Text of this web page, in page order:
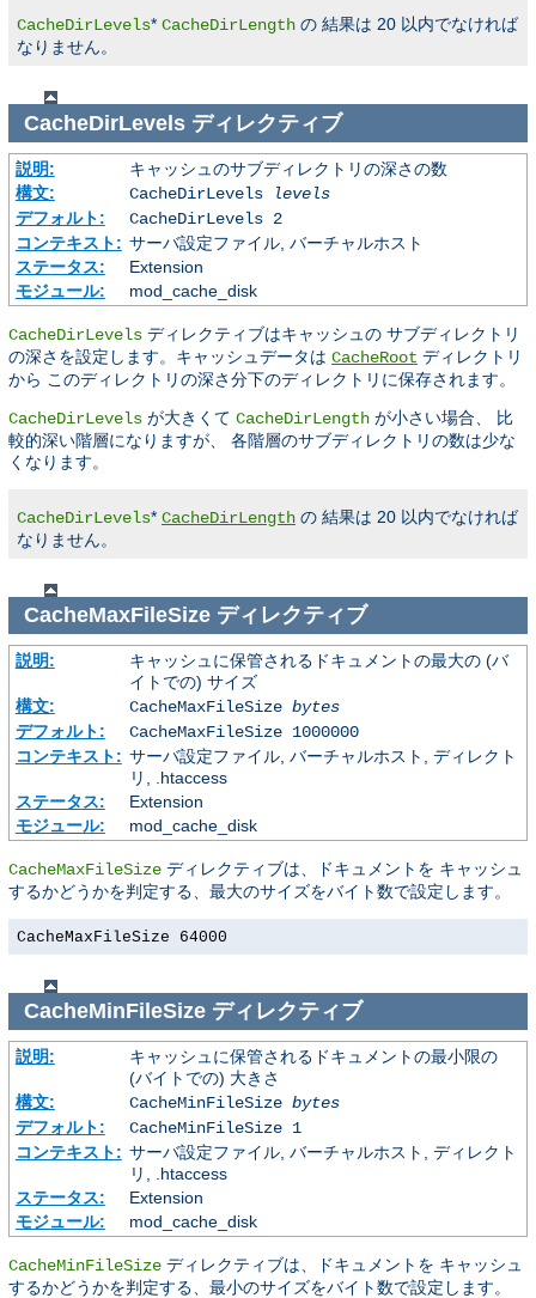
CacheDirLevels* CacheDirLength の 結果は 20 以内でなければ
なりません。
CacheDirLevelsディレクティブ
説明:
キャッシュのサブディレクトリの深さの数
構文:
CacheDirLevels
levels
デフォルト:
CacheDirLevels 2
コンテキスト: サーバ設定ファイル, バーチャルホスト
ステータス:
Extension
モジュール:
mod_cache_disk
CacheDirLevels ディレクティブはキャッシュの サブディレクトリ
の深さを設定します。キャッシュデータは CacheRoot ディレクトリ
から このディレクトリの深さ分下のディレクトリに保存されます。
CacheDirLevels が大きくて CacheDirLength が小さい場合、 比
較的深い階層になりますが、 各階層のサブディレクトリの数は少な
くなります。
CacheDirLevels* CacheDirLength の 結果は 20 以内でなければ
なりません。
CacheMaxFileSizeディレクティブ
説明:
キャッシュに保管されるドキュメントの最大の (バ
イトでの) サイズ
構文:
CacheMaxFileSize bytes
デフォルト:
CacheMaxFileSize 1000000
コンテキスト: サーバ設定ファイル, バーチャルホスト, ディレクト
リ, .htaccess
ステータス:
Extension
モジュール:
mod_cache_disk
CacheMaxFileSize ディレクティブは、ドキュメントを キャッシュ
するかどうかを判定する、最大のサイズをバイト数で設定します。
CacheMaxFileSize 64000
CacheMinFileSizeディレクティブ
説明:
キャッシュに保管されるドキュメントの最小限の
(バイトでの) 大きさ
構文:
CacheMinFileSize bytes
デフォルト:
CacheMinFileSize 1
コンテキスト: サーバ設定ファイル, バーチャルホスト, ディレクト
リ, .htaccess
ステータス:
Extension
モジュール:
mod_cache_disk
CacheMinFileSize ディレクティブは、ドキュメントを キャッシュ
するかどうかを判定する、最小のサイズをバイト数で設定します。